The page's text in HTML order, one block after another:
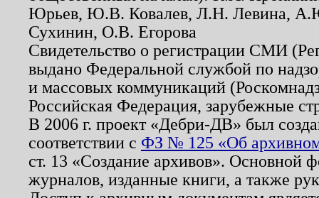
Юрьев, Ю.В. Ковалев, Л.Н. Левина,
Сухинин, О.В. Егорова
Свидетельство о регистрации СМИ
выдано Федеральной службой по
и массовых коммуникаций
Российская Федерация, зарубежные
В 2006 г. проект «Дебри-ДВ» был
соответствии с ФЗ № 125 «Об
ст. 13 «Создание архивов». Основной
журналов, изданные книги, а также